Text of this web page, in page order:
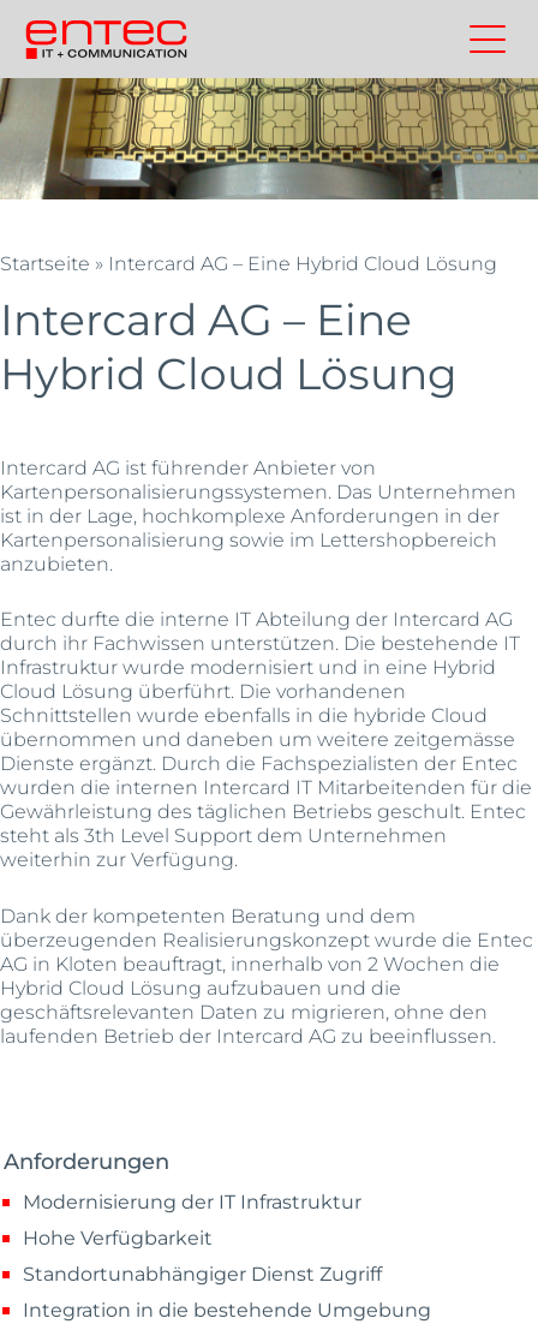
Zum
Inhalt
springen
Cloudweb
Entec
Outsourcing
Cloud
Kontakt Suchen
Startseite » Intercard AG – Eine Hybrid Cloud Lösung
Intercard AG – Eine
Hybrid Cloud Lösung
Intercard AG ist führender Anbieter von
Kartenpersonalisierungssystemen. Das Unternehmen
ist in der Lage, hochkomplexe Anforderungen in der
Kartenpersonalisierung sowie im Lettershopbereich
anzubieten.
Entec durfte die interne IT Abteilung der Intercard AG
durch ihr Fachwissen unterstützen. Die bestehende IT
Infrastruktur wurde modernisiert und in eine Hybrid
Cloud Lösung überführt. Die vorhandenen
Schnittstellen wurde ebenfalls in die hybride Cloud
übernommen und daneben um weitere zeitgemässe
Dienste ergänzt. Durch die Fachspezialisten der Entec
wurden die internen Intercard IT Mitarbeitenden für die
Gewährleistung des täglichen Betriebs geschult. Entec
steht als 3th Level Support dem Unternehmen
weiterhin zur Verfügung.
Dank der kompetenten Beratung und dem
überzeugenden Realisierungskonzept wurde die Entec
AG in Kloten beauftragt, innerhalb von 2 Wochen die
Hybrid Cloud Lösung aufzubauen und die
geschäftsrelevanten Daten zu migrieren, ohne den
laufenden Betrieb der Intercard AG zu beeinflussen.
Anforderungen
Modernisierung der IT Infrastruktur
Hohe Verfügbarkeit
Standortunabhängiger Dienst Zugriff
Integration in die bestehende Umgebung